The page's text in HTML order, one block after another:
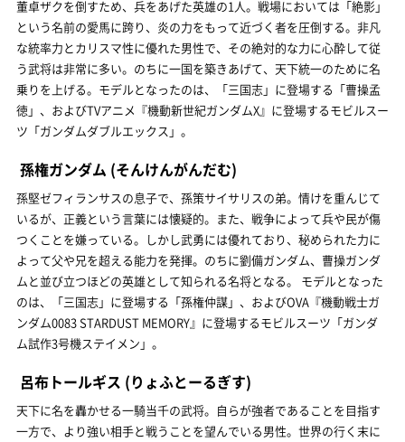
董卓ザクを倒すため、兵をあげた英雄の1人。戦場においては「絶影」
という名前の愛馬に跨り、炎の力をもって近づく者を圧倒する。非凡
な統率力とカリスマ性に優れた男性で、その絶対的な力に心酔して従
う武将は非常に多い。のちに一国を築きあげて、天下統一のために名
乗りを上げる。モデルとなったのは、「三国志」に登場する「曹操孟
徳」、およびTVアニメ『機動新世紀ガンダムX』に登場するモビルスー
ツ「ガンダムダブルエックス」。
孫権ガンダム (そんけんがんだむ)
孫堅ゼフィランサスの息子で、孫策サイサリスの弟。情けを重んじて
いるが、正義という言葉には懐疑的。また、戦争によって兵や民が傷
つくことを嫌っている。しかし武勇には優れており、秘められた力に
よって父や兄を超える能力を発揮。のちに劉備ガンダム、曹操ガンダ
ムと並び立つほどの英雄として知られる名将となる。 モデルとなった
のは、「三国志」に登場する「孫権仲謀」、およびOVA『機動戦士ガ
ンダム0083 STARDUST MEMORY』に登場するモビルスーツ「ガンダ
ム試作3号機ステイメン」。
呂布トールギス (りょふとーるぎす)
天下に名を轟かせる一騎当千の武将。自らが強者であることを目指す
一方で、より強い相手と戦うことを望んでいる男性。世界の行く末に